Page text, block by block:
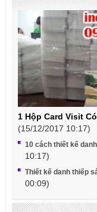
1 Hộp Card Visit
(15/12/2017 10:17)
10 cách thiết kế
10:17)
Thiết kế danh thiếp
00:09)